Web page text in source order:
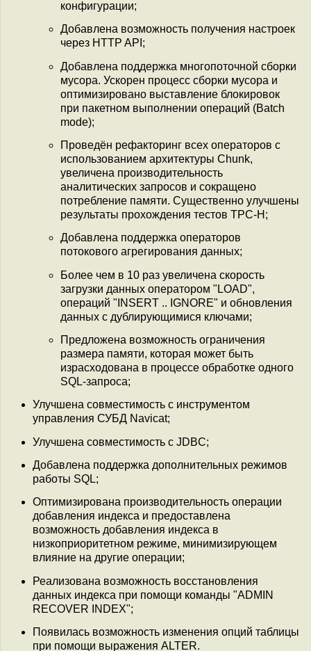
конфигурации;
Добавлена возможность получения настроек
через HTTP API;
Добавлена поддержка многопоточной сборки
мусора. Ускорен процесс сборки мусора и
оптимизировано выставление блокировок
при пакетном выполнении операций (Batch
mode);
Проведён рефакторинг всех операторов с
использованием архитектуры Chunk,
увеличена производительность
аналитических запросов и сокращено
потребление памяти. Существенно улучшены
результаты прохождения тестов TPC-H;
Добавлена поддержка операторов
потокового агрегирования данных;
Более чем в 10 раз увеличена скорость
загрузки данных оператором "LOAD",
операций "INSERT .. IGNORE" и обновления
данных с дублирующимися ключами;
Предложена возможность ограничения
размера памяти, которая может быть
израсходована в процессе обработке одного
SQL-запроса;
Улучшена совместимость с инструментом
управления СУБД Navicat;
Улучшена совместимость с JDBC;
Добавлена поддержка дополнительных режимов
работы SQL;
Оптимизирована производительность операции
добавления индекса и предоставлена
возможность добавления индекса в
низкоприоритетном режиме, минимизирующем
влияние на другие операции;
Реализована возможность восстановления
данных индекса при помощи команды "ADMIN
RECOVER INDEX";
Появилась возможность изменения опций таблицы
при помощи выражения ALTER.